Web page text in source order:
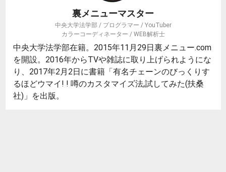
裏メニューマスター
中央大学法学部 / プログラマー / YouTuber
カラーコーディネーター / WEB解析士
中央大学法学部在籍。2015年11月29日裏メニュー.com
を開設。2016年からTVや雑誌に取り上げられようにな
り、2017年2月2日に書籍「有名チェーンのびっくりす
るほどウマイ! ! 噂のカスタマイズ法,試してみた(扶桑
社)」を出版。